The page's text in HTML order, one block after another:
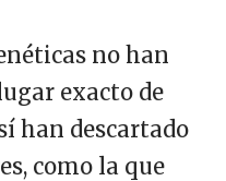
no han
exacto de
han descartado
como la que